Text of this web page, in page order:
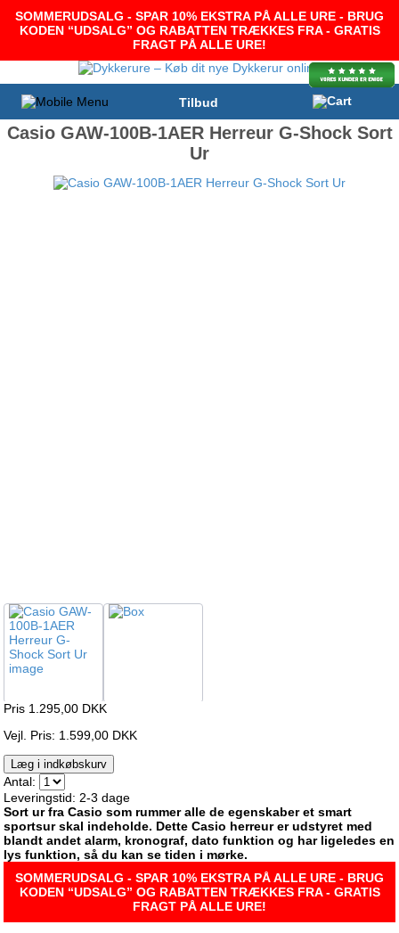
SOMMERUDSALG - SPAR 10% EKSTRA PÅ ALLE URE - BRUG
KODEN “UDSALG” OG RABATTEN TRÆKKES FRA - GRATIS
FRAGT PÅ ALLE URE!
Tilbud
Casio GAW-100B-1AER Herreur G-Shock Sort
Ur
Pris 1.295,00 DKK
Vejl. Pris: 1.599,00 DKK
Læg i indkøbskurv
Antal:
Leveringstid: 2-3 dage
Sort ur fra Casio som rummer alle de egenskaber et smart
sportsur skal indeholde. Dette Casio herreur er udstyret med
blandt andet alarm, kronograf, dato funktion og har ligeledes en
lys funktion, så du kan se tiden i mørke.
SOMMERUDSALG - SPAR 10% EKSTRA PÅ ALLE URE - BRUG
KODEN “UDSALG” OG RABATTEN TRÆKKES FRA - GRATIS
FRAGT PÅ ALLE URE!